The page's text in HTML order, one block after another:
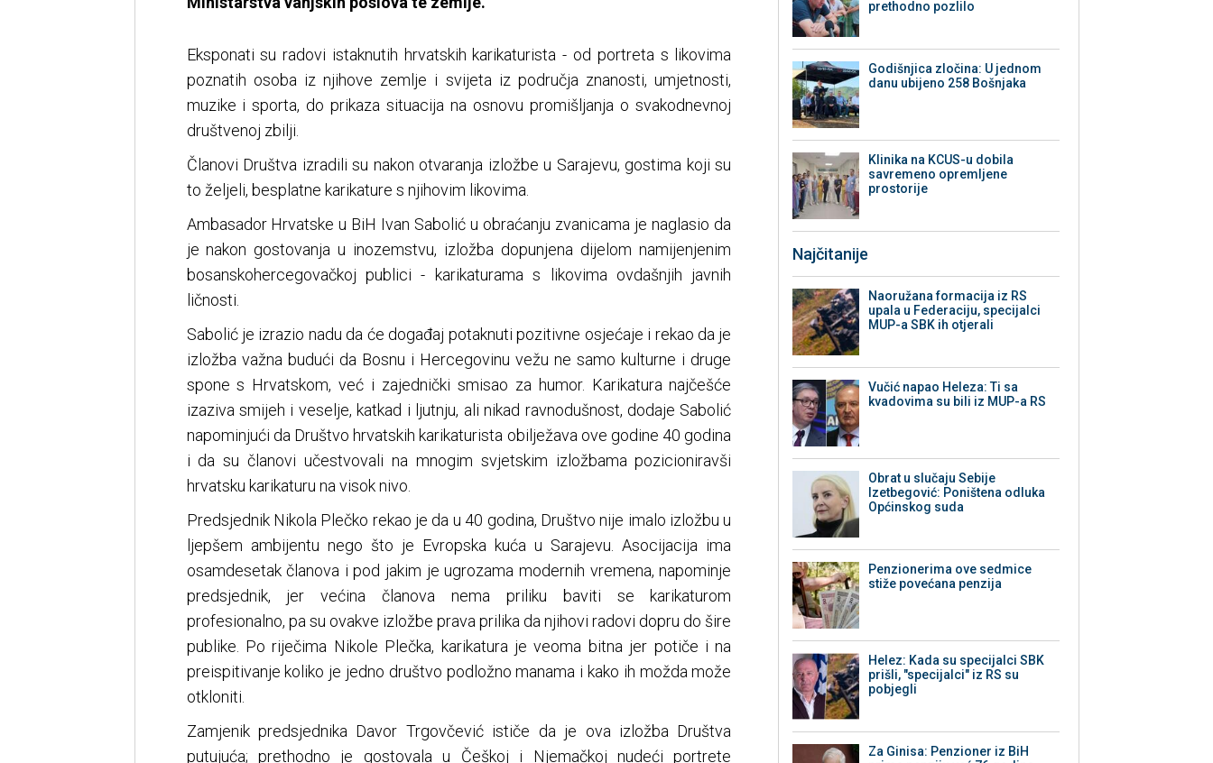
Eksponati su radovi istaknutih hrvatskih karikaturista - od portreta s likovima
poznatih osoba iz njihove zemlje i svijeta iz područja znanosti, umjetnosti,
muzike i sporta, do prikaza situacija na osnovu promišljanja o svakodnevnoj
društvenoj zbilji.
Članovi Društva izradili su nakon otvaranja izložbe u Sarajevu, gostima koji su
to željeli, besplatne karikature s njihovim likovima.
Ambasador Hrvatske u BiH Ivan Sabolić u obraćanju zvanicama je naglasio da
je nakon gostovanja u inozemstvu, izložba dopunjena dijelom namijenjenim
bosanskohercegovačkoj publici - karikaturama s likovima ovdašnjih javnih
ličnosti.
Sabolić je izrazio nadu da će događaj potaknuti pozitivne osjećaje i rekao da je
izložba važna budući da Bosnu i Hercegovinu vežu ne samo kulturne i druge
spone s Hrvatskom, već i zajednički smisao za humor. Karikatura najčešće
izaziva smijeh i veselje, katkad i ljutnju, ali nikad ravnodušnost, dodaje Sabolić
napominjući da Društvo hrvatskih karikaturista obilježava ove godine 40 godina
i da su članovi učestvovali na mnogim svjetskim izložbama pozicioniravši
hrvatsku karikaturu na visok nivo.
Predsjednik Nikola Plečko rekao je da u 40 godina, Društvo nije imalo izložbu u
ljepšem ambijentu nego što je Evropska kuća u Sarajevu. Asocijacija ima
osamdesetak članova i pod jakim je ugrozama modernih vremena, napominje
predsjednik, jer većina članova nema priliku baviti se karikaturom
profesionalno, pa su ovakve izložbe prava prilika da njihovi radovi dopru do šire
publike. Po riječima Nikole Plečka, karikatura je veoma bitna jer potiče i na
preispitivanje koliko je jedno društvo podložno manama i kako ih možda može
otkloniti.
Zamjenik predsjednika Davor Trgovčević ističe da je ova izložba Društva
putujuća; prethodno je gostovala u Češkoj i Njemačkoj nudeći portrete
prethodno pozlilo
Godišnjica zločina: U jednom
danu ubijeno 258 Bošnjaka
Klinika na KCUS-u dobila
savremeno opremljene
prostorije
Najčitanije
Naoružana formacija iz RS
upala u Federaciju, specijalci
MUP-a SBK ih otjerali
Vučić napao Heleza: Ti sa
kvadovima su bili iz MUP-a RS
Obrat u slučaju Sebije
Izetbegović: Poništena odluka
Općinskog suda
Penzionerima ove sedmice
stiže povećana penzija
Helez: Kada su specijalci SBK
prišli, "specijalci" iz RS su
pobjegli
Za Ginisa: Penzioner iz BiH